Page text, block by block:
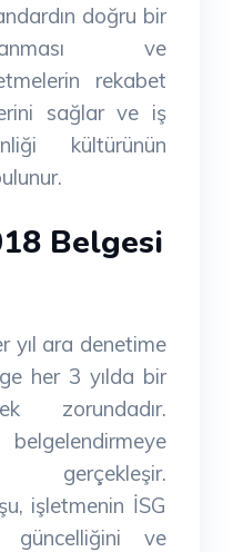
doğru bir
ve
rekabet
sağlar ve iş
kültürünün
Belgesi
yıl ara denetime
her 3 yılda bir
zorundadır.
gerçekleşir.
işletmenin İSG
güncelliğini ve